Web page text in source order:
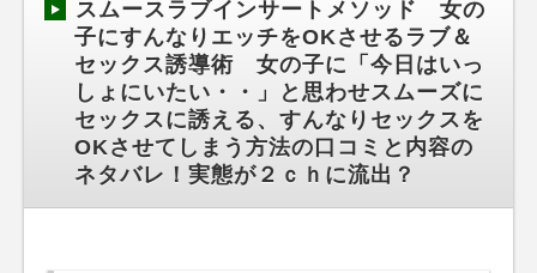
スムースラブインサートメソッド 女の
子にすんなりエッチをOKさせるラブ＆
セックス誘導術 女の子に「今日はいっ
しょにいたい・・」と思わせスムーズに
セックスに誘える、すんなりセックスを
OKさせてしまう方法の口コミと内容の
ネタバレ！実態が２ｃｈに流出？